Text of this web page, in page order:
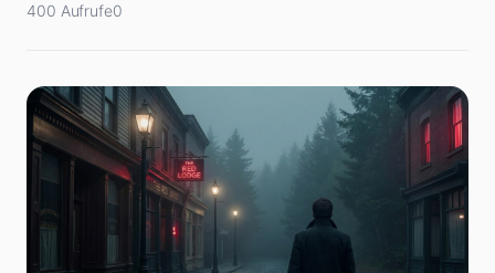
400 Aufrufe0